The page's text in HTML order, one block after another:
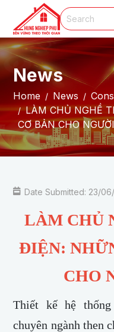
News
Home News
LÀM CHỦ NGHỀ
CƠ BẢN CHO
Date Submitted: 23/
LÀM CHỦ
ĐIỆN:
CHO
Thiết kế hệ
chuyên ngành then